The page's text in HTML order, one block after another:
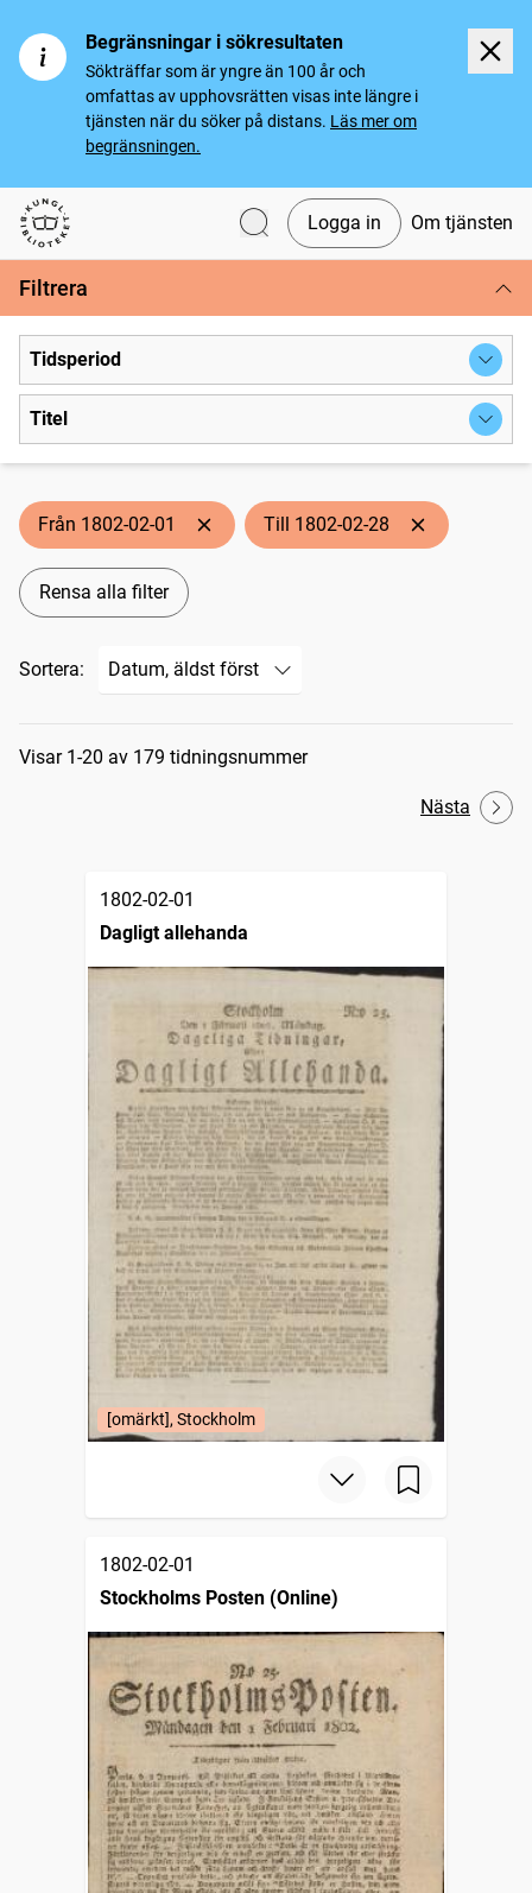
Begränsningar i sökresultaten
Sökträffar som är yngre än 100 år och
omfattas av upphovsrätten visas inte längre i
tjänsten när du söker på distans. Läs mer om
begränsningen.
Svenska tidningar
Logga in Om tjänsten
Filtrera
Tidsperiod
Titel
Från 1802-02-01 Till 1802-02-28
Rensa alla filter
Sortera:
Sökresultat
Visar 1-20 av 179 tidningsnummer
Nästa
1802-02-01
Dagligt allehanda
[omärkt], Stockholm
1802-02-01
Stockholms Posten (Online)